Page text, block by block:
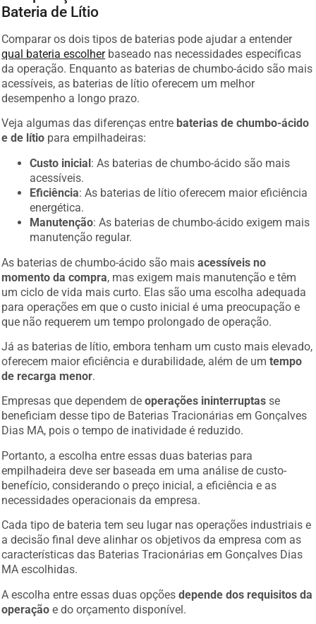
Bateria de Lítio
Comparar os dois tipos de baterias pode ajudar a entender
qual bateria escolherbaseado nas necessidades específicas
da operação. Enquanto as baterias de chumbo-ácido são mais
acessíveis, as baterias de lítio oferecem um melhor
desempenho a longo prazo.
Veja algumas das diferenças entre baterias de chumbo-ácido
e de lítio para empilhadeiras:
Custo inicial: As baterias de chumbo-ácido são mais
acessíveis.
Eficiência: As baterias de lítio oferecem maior eficiência
energética.
Manutenção: As baterias de chumbo-ácido exigem mais
manutenção regular.
As baterias de chumbo-ácido são maisacessíveis no
momento da compra, mas exigem mais manutenção e têm
um ciclo de vida mais curto. Elas são uma escolha adequada
para operações em que o custo inicial é uma preocupação e
que não requerem um tempo prolongado de operação.
Já as baterias de lítio, embora tenham um custo mais elevado,
oferecem maior eficiência e durabilidade, além de umtempo
de recarga menor.
Empresas que dependem deoperações ininterruptas se
beneficiam desse tipo de Baterias Tracionárias em Gonçalves
Dias MA, pois o tempo de inatividade é reduzido.
Portanto, a escolha entre essas duas baterias para
empilhadeira deve ser baseada em uma análise de custo-
benefício, considerando o preço inicial, a eficiência e as
necessidades operacionais da empresa.
Cada tipo de bateria tem seu lugar nas operações industriais e
a decisão final deve alinhar os objetivos da empresa com as
características das Baterias Tracionárias em Gonçalves Dias
MA escolhidas.
A escolha entre essas duas opçõesdepende dos requisitos da
operação e do orçamento disponível.